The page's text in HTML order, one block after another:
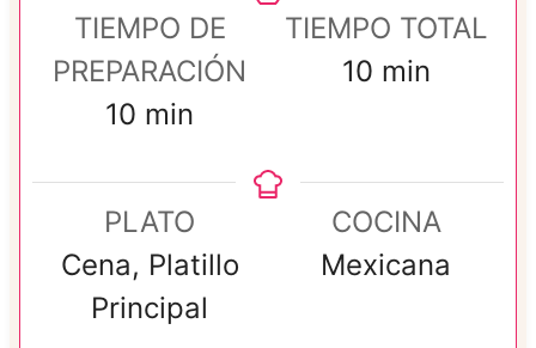
TIEMPO DE
PREPARACIÓN
10 m
u
t
o
min
TIEMPO TOTAL
10m
t
o
min
PLATO
Cena, Platillo
Principal
COCINA
Mexicana